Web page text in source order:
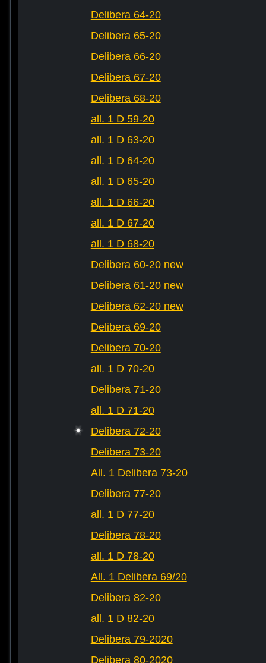
Delibera 64-20
Delibera 65-20
Delibera 66-20
Delibera 67-20
Delibera 68-20
all. 1 D 59-20
all. 1 D 63-20
all. 1 D 64-20
all. 1 D 65-20
all. 1 D 66-20
all. 1 D 67-20
all. 1 D 68-20
Delibera 60-20 new
Delibera 61-20 new
Delibera 62-20 new
Delibera 69-20
Delibera 70-20
all. 1 D 70-20
Delibera 71-20
all. 1 D 71-20
Delibera 72-20
Delibera 73-20
All. 1 Delibera 73-20
Delibera 77-20
all. 1 D 77-20
Delibera 78-20
all. 1 D 78-20
All. 1 Delibera 69/20
Delibera 82-20
all. 1 D 82-20
Delibera 79-2020
Delibera 80-2020